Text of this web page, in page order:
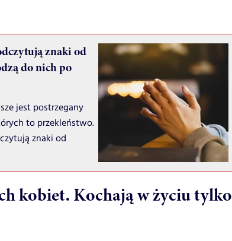
znaki od
do nich po
jest postrzegany
to przekleństwo.
znaki od
kobiet. Kochają w życiu tylko